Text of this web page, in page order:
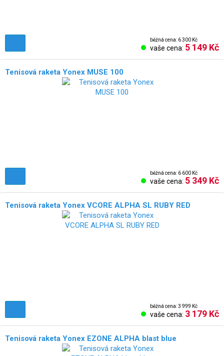
běžná cena: 6 300 Kč
vaše cena: 5 149 Kč
Tenisová raketa Yonex MUSE 100
běžná cena: 6 600 Kč
vaše cena: 5 349 Kč
Tenisová raketa Yonex VCORE ALPHA SL RUBY RED
běžná cena: 3 999 Kč
vaše cena: 3 179 Kč
Tenisová raketa Yonex EZONE ALPHA blast blue